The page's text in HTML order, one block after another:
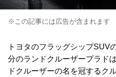
※この記事には広告が含まれます
トヨタのフラッグシップSUV
分のランドクルーザープラド
ドクルーザーの名を冠するク